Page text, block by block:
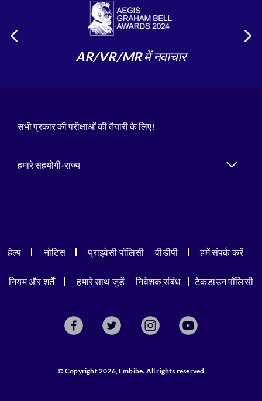
AR/VR/MR में नवाचार
सभी प्रकार की परीक्षाओं की तैयारी के लिए!
हमारे सहयोगी-राज्य
हेल्प नोटिस प्राइवेसी पॉलिसी वीडीपी हमें संपर्क करें
नियम और शर्तें हमारे साथ जुड़ें निवेशक संबंध टेकडाउन पॉलिसी
© Copyright 2026, Embibe. All rights reserved